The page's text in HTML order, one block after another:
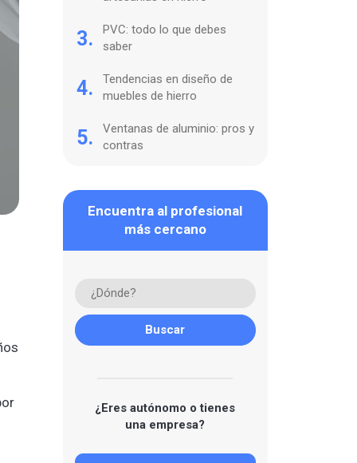
3.
PVC: todo lo que debes
saber
4.
Tendencias en diseño de
muebles de hierro
5.
Ventanas de aluminio: pros y
contras
Encuentra al profesional
más cercano
¿Eres autónomo o tienes
una empresa?